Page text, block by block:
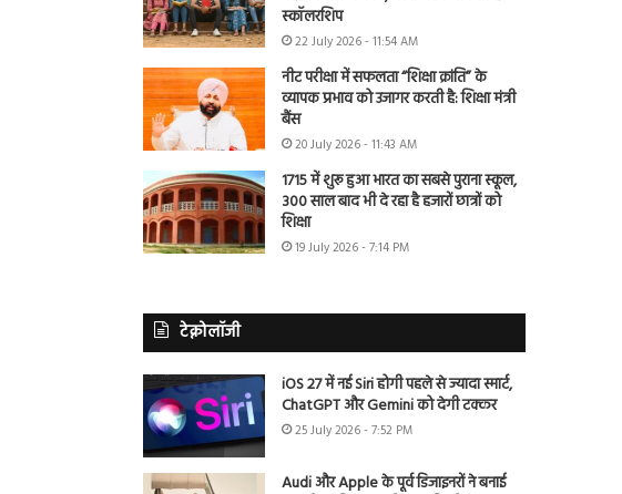
स्कॉलरशिप
22 July 2026 - 11:54 AM
नीट परीक्षा में सफलता “शिक्षा क्रांति” के
व्यापक प्रभाव को उजागर करती है: शिक्षा मंत्री
बैंस
20 July 2026 - 11:43 AM
1715 में शुरू हुआ भारत का सबसे पुराना स्कूल,
300 साल बाद भी दे रहा है हजारों छात्रों को
शिक्षा
19 July 2026 - 7:14 PM
टेक्नोलॉजी
iOS 27 में नई Siri होगी पहले से ज्यादा स्मार्ट,
ChatGPT और Gemini को देगी टक्कर
25 July 2026 - 7:52 PM
Audi और Apple के पूर्व डिजाइनरों ने बनाई